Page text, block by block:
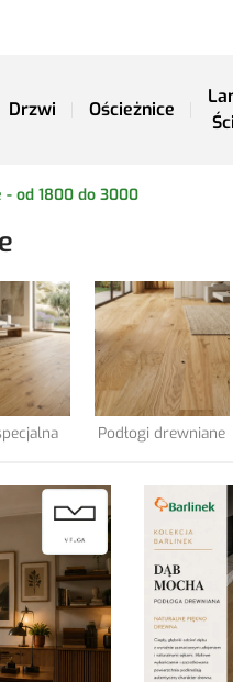
Drzwi Ościeżnice
- od 1800 do 3000
Podłogi drewniane